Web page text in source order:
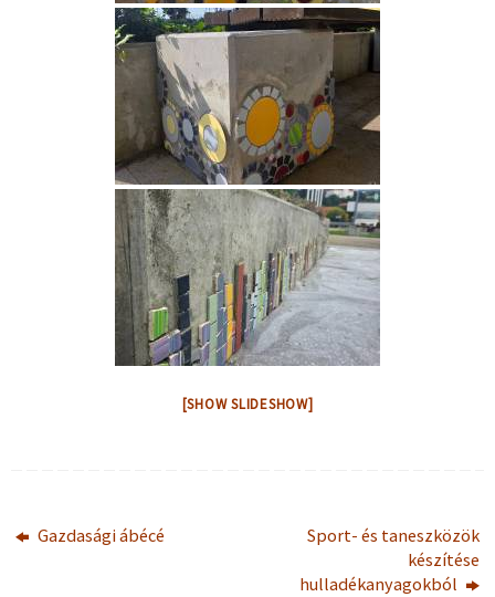
[SHOW SLIDESHOW]
Gazdasági ábécé
Sport- és taneszközök
készítése
hulladékanyagokból